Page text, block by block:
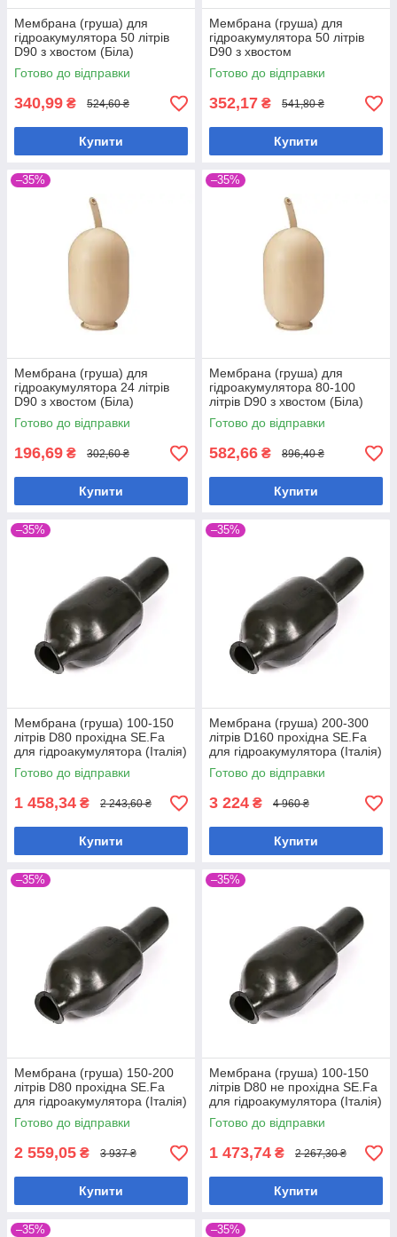
Мембрана (груша) для
гідроакумулятора 50 літрів
D90 з хвостом (Біла)
Готово до відправки
340,99 ₴ 524,60 ₴
Купити
Мембрана (груша) для
гідроакумулятора 50 літрів
D90 з хвостом
Готово до відправки
352,17 ₴ 541,80 ₴
Купити
–35%
Мембрана (груша) для
гідроакумулятора 24 літрів
D90 з хвостом (Біла)
Готово до відправки
196,69 ₴ 302,60 ₴
Купити
–35%
Мембрана (груша) для
гідроакумулятора 80-100
літрів D90 з хвостом (Біла)
Готово до відправки
582,66 ₴ 896,40 ₴
Купити
–35%
Мембрана (груша) 100-150
літрів D80 прохідна SE.Fa
для гідроакумулятора (Італія)
Готово до відправки
1 458,34 ₴ 2 243,60 ₴
Купити
–35%
Мембрана (груша) 200-300
літрів D160 прохідна SE.Fa
для гідроакумулятора (Італія)
Готово до відправки
3 224 ₴ 4 960 ₴
Купити
–35%
Мембрана (груша) 150-200
літрів D80 прохідна SE.Fa
для гідроакумулятора (Італія)
Готово до відправки
2 559,05 ₴ 3 937 ₴
Купити
–35%
Мембрана (груша) 100-150
літрів D80 не прохідна SE.Fa
для гідроакумулятора (Італія)
Готово до відправки
1 473,74 ₴ 2 267,30 ₴
Купити
–35% –35%